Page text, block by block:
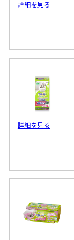
詳細を見る
詳細を見る